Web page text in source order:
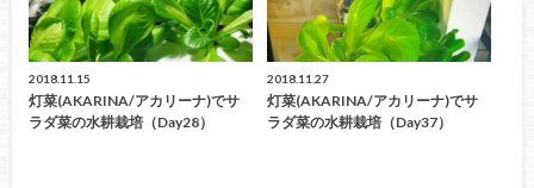
2018.11.15
灯菜(AKARINA/アカリーナ)でサ
ラダ菜の水耕栽培（day28）
2018.11.27
灯菜(AKARINA/アカリーナ)でサ
ラダ菜の水耕栽培（day37）